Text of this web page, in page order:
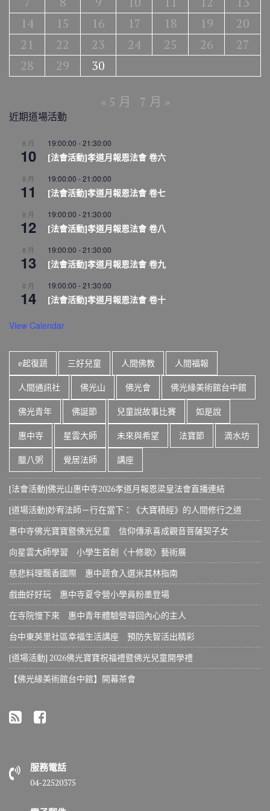
14
15 16 17 18 19
20
21
22 23 24 25 26
27
28
29 30
« 5 月 7 月 »
近期道場活動
8 月
10
19:00:00 -21:30:00
[法會活動]孝道月報恩法會 卷六
8 月
11
19:00:00 -21:00:00
[法會活動]孝道月報恩法會 卷七
8 月
12
19:00:00 -21:30:00
[法會活動]孝道月報恩法會 卷八
8 月
13
19:00:00 -21:30:00
[法會活動]孝道月報恩法會 卷九
8 月
14
19:00:00 -21:30:00
[法會活動]孝道月報恩法會 卷十
View Calendar
e起復蔬 三好兒童 人間佛教 人間福報
人間通訊社 佛光山 佛光會 佛光緣美術館台中館
佛光青年 佛誕節 兒童說故事比賽 如是說
惠中寺 星雲大師 未來與希望 法寶節 滴水坊
臘八粥 覺居法師 講座
[法會活動]佛光山惠中寺2026孝道月報恩梁皇法會直播連結
[道場活動]妙宥法師－行在當下：《大寶積經》的人間修行之道
惠中寺佛光寶寶暨佛光兒童 信仰傳承喜成觀音菩薩契子女
向星雲大師學習 小學生首創〈十修歌〉藝術展
慈悲料理飄香國際 惠中蔬食入選米其林指南
戲曲好好玩 惠中寺夏令營小學員粉墨登場
在寺院慢下來 惠中青年體驗營尋回內心的主人
台中東英里社區幸福生活講座 預防失智活出精彩
[道場活動] 2026佛光寶寶祝福禮暨佛光兒童開學禮
【佛光緣美術館台中館】開幕茶會
服務電話
04-22520375